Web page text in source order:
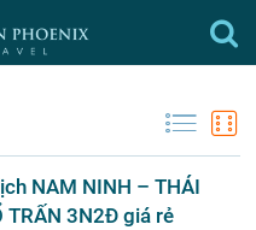
NAM NINH – THÁI
TRẤN 3N2Đ giá rẻ